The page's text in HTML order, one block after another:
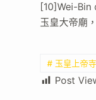
[10]Wei-Bin
玉皇大帝廟
# 玉皇上帝
Post